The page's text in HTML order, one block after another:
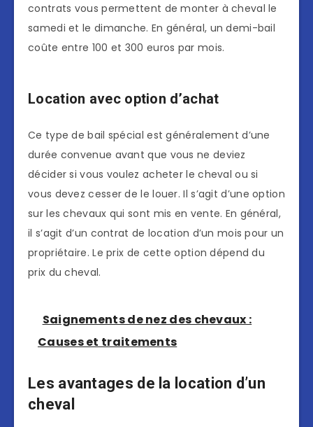
contrats vous permettent de monter à cheval le
samedi et le dimanche. En général, un demi-bail
coûte entre 100 et 300 euros par mois.
Location avec option d’achat
Ce type de bail spécial est généralement d’une
durée convenue avant que vous ne deviez
décider si vous voulez acheter le cheval ou si
vous devez cesser de le louer. Il s’agit d’une option
sur les chevaux qui sont mis en vente. En général,
il s’agit d’un contrat de location d’un mois pour un
propriétaire. Le prix de cette option dépend du
prix du cheval.
Saignements de nez des chevaux :
Causes et traitements
Les avantages de la location d’un
cheval